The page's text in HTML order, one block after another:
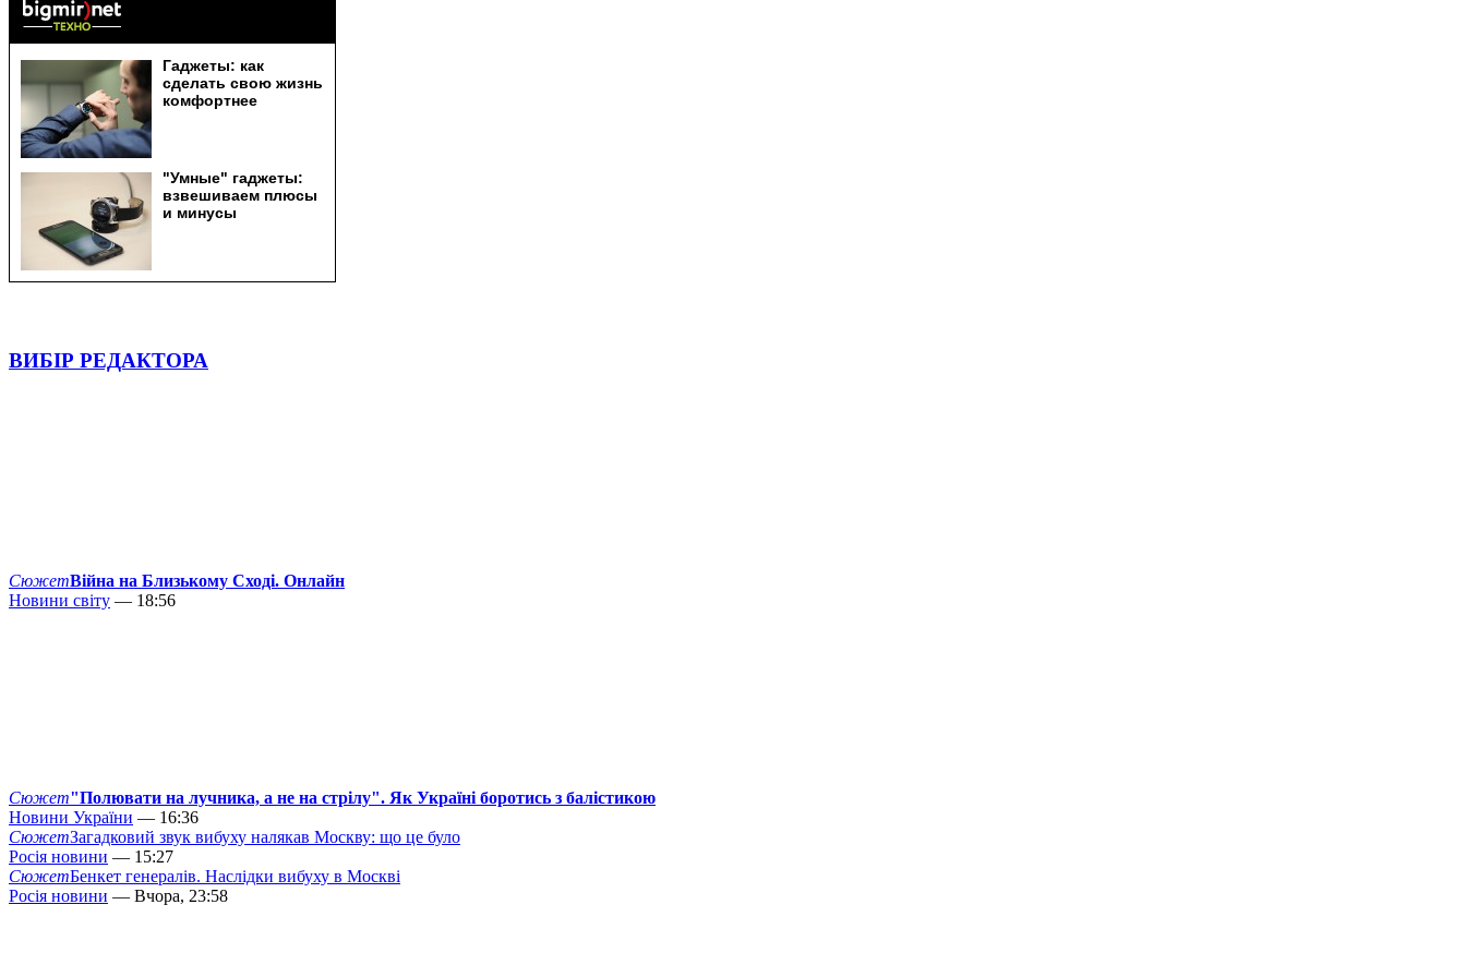
ВИБІР РЕДАКТОРА
СюжетВійна на Близькому Сході. Онлайн
Новини світу — 18:56
Сюжет"Полювати на лучника, а не на стрілу". Як Україні боротись з балістикою
Новини України — 16:36
СюжетЗагадковий звук вибуху налякав Москву: що це було
Росія новини — 15:27
СюжетБенкет генералів. Наслідки вибуху в Москві
Росія новини — Вчора, 23:58